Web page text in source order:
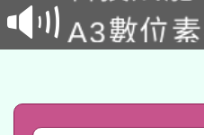
礎課程
A3數位
pilot」
有關大